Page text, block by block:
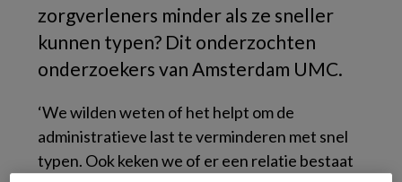
zorgverleners minder als ze sneller
kunnen typen? Dit onderzochten
onderzoekers van Amsterdam UMC.
‘We wilden weten of het helpt om de
administratieve last te verminderen met snel
typen. Ook keken we of er een relatie bestaat